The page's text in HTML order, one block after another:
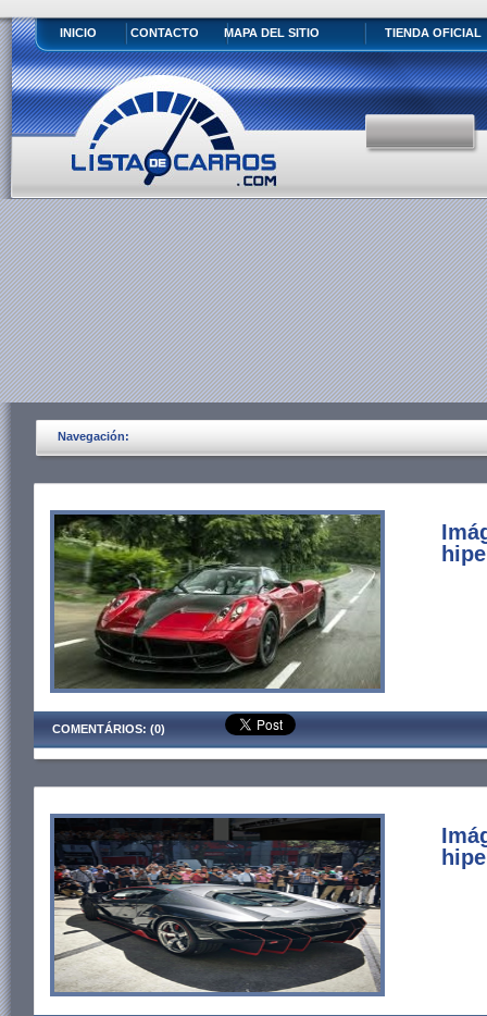
INICIO CONTACTO MAPA DEL SITIO TIENDA OFICIAL
Navegación:
COMENTÁRIOS: (0)